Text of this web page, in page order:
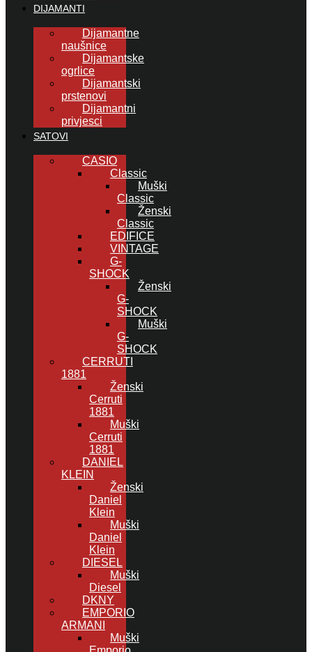
DIJAMANTI
Dijamantne
naušnice
Dijamantske
ogrlice
Dijamantski
prstenovi
Dijamantni
privjesci
SATOVI
CASIO
Classic
Muški
Classic
Ženski
Classic
EDIFICE
VINTAGE
G-
SHOCK
Ženski
G-
SHOCK
Muški
G-
SHOCK
CERRUTI
1881
Ženski
Cerruti
1881
Muški
Cerruti
1881
DANIEL
KLEIN
Ženski
Daniel
Klein
Muški
Daniel
Klein
DIESEL
Muški
Diesel
DKNY
EMPORIO
ARMANI
Muški